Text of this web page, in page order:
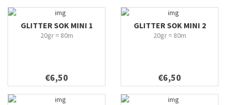
GLITTER SOK MINI 1
20gr = 80m
€6,50
GLITTER SOK MINI 2
20gr = 80m
€6,50